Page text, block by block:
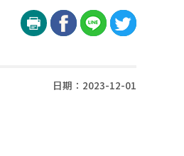
日期：2023-12-01